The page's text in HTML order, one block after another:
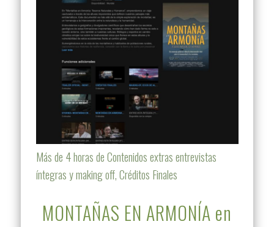
Más de 4 horas de Contenidos extras entrevistas
íntegras y making off, Créditos Finales
MONTAÑAS EN ARMONÍA en